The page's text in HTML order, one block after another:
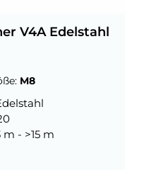
V4A Edelstahl
M8
- >15 m